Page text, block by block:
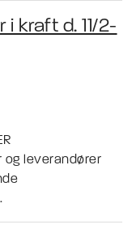
kraft d. 11/2-
og leverandører